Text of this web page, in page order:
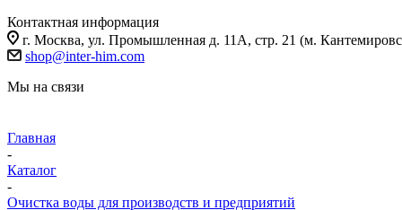
Контактная информация
г. Москва, ул. Промышленная д. 11А, стр. 21 (м.
shop@inter-him.com
Мы на связи
Главная
-
Каталог
-
Очистка воды для производств и предприятий